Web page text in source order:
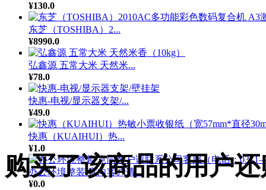
¥130.0
东芝（TOSHIBA）2...
¥8990.0
弘鑫源 五常大米 天然米...
¥78.0
快惠-电视/显示器支架/...
¥49.0
快惠（KUAIHUI）热...
¥1.0
办公环境整装 意向客户请...
¥0.0
购买了该商品的用户